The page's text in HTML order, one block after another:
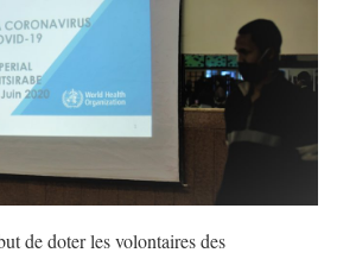
de doter les volontaires des